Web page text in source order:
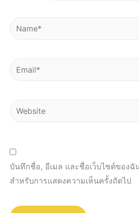
Name*
Email*
Website
บันทึกชื่อ, อีเมล และชื่อเว็บไซต์ของฉั
สำหรับการแสดงความเห็นครั้งถัดไป